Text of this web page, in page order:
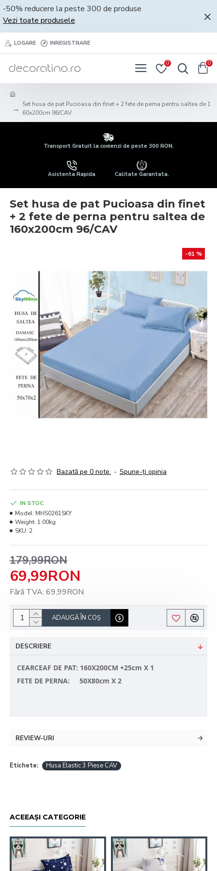
-50% reducere la peste 300 de produse
Vezi toate produsele
LOGARE INREGISTRARE
0 0
Set husa de pat Pucioasa din finet + 2 fete de perna pentru saltea de 1
60x200cm 96/CAV
Transport Gratuit la comenzi de peste 300 RON.
Asistenta Rapida Calitate Garantata.
Set husa de pat Pucioasa din finet
+ 2 fete de perna pentru saltea de
160x200cm 96/CAV
-61 %
Bazată pe 0 note. - Spune-ţi opinia
69,99RON
179,99RON
Fără TVA: 69,99RON
IN STOC
Model: MHS0261SKY
Weight: 1.00kg
SKU: 2
ADAUGĂ ÎN COŞ
DESCRIERE
CEARCEAF DE PAT: 160X200CM +25cm X 1
FETE DE PERNA: 50X80cm X 2
REVIEW-URI
Etichete: Husa Elastic 3 Piese CAV
ACEEAȘI CATEGORIE